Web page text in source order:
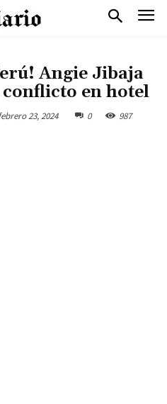
Angie Jibaja
en hotel
23, 2024 0 987